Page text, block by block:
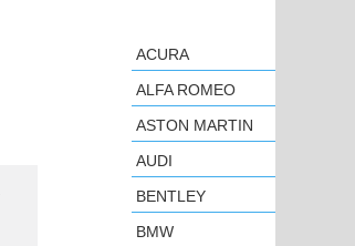
ACURA
ALFA ROMEO
ASTON MARTIN
AUDI
BENTLEY
BMW